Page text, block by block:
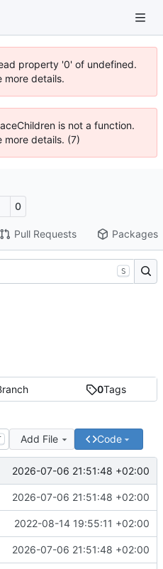
property '0' of undefined.
more details.
is not a function.
more details. (7)
0
Pull Requests Packages
0Tags
Add File Code
2026-07-06 21:51:48 +02:00
2026-07-06 21:51:48 +02:00
2022-08-14 19:55:11 +02:00
2026-07-06 21:51:48 +02:00
S